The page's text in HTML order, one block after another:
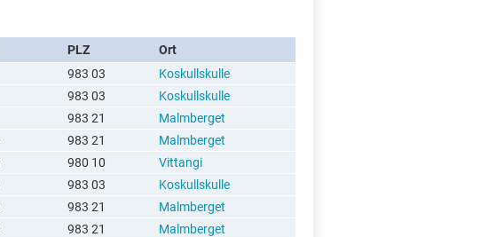
PLZ
Ort
983 03
Koskullskulle
983 03
Koskullskulle
983 21
Malmberget
983 21
Malmberget
980 10
Vittangi
983 03
Koskullskulle
983 21
Malmberget
983 21
Malmberget